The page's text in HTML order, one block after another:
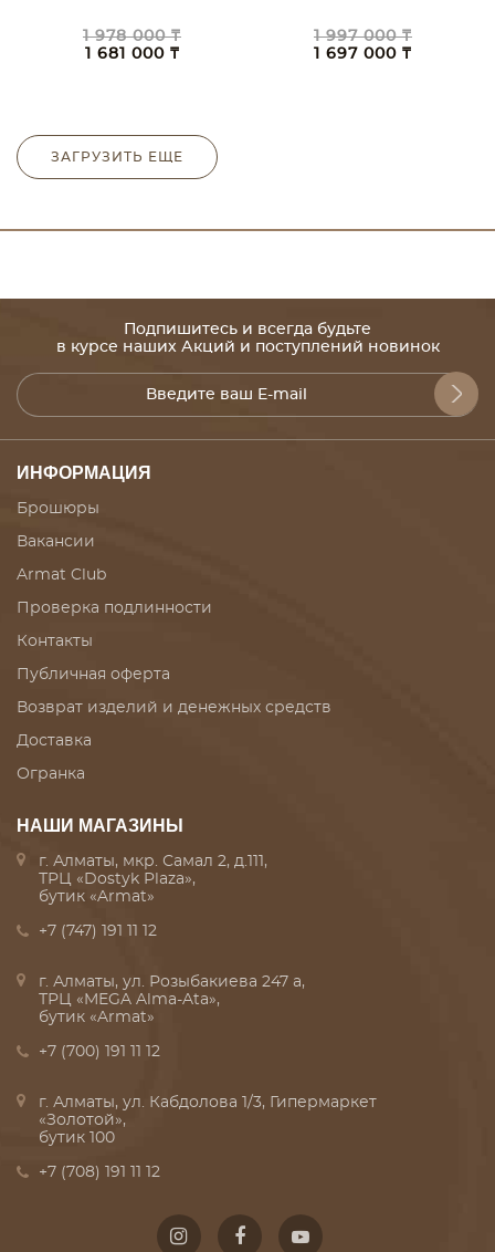
1 978 000 ₸
1 681 000 ₸
1 997 000 ₸
1 697 000 ₸
ЗАГРУЗИТЬ ЕЩЕ
Подпишитесь и всегда будьте
в курсе наших Акций и поступлений новинок
ИНФОРМАЦИЯ
Брошюры
Вакансии
Armat Club
Проверка подлинности
Контакты
Публичная оферта
Возврат изделий и денежных средств
Доставка
Огранка
НАШИ МАГАЗИНЫ
г. Алматы, мкр. Самал 2, д.111,
ТРЦ «Dostyk Plaza»,
бутик «Armat»
+7 (747) 191 11 12
г. Алматы, ул. Розыбакиева 247 а,
ТРЦ «MEGA Alma-Ata»,
бутик «Armat»
+7 (700) 191 11 12
г. Алматы, ул. Кабдолова 1/3, Гипермаркет
«Золотой»,
бутик 100
+7 (708) 191 11 12